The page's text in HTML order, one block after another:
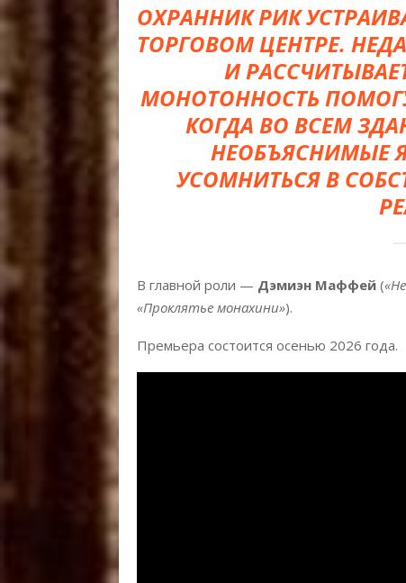
ОХРАННИК РИК
ТОРГОВОМ ЦЕНТРЕ.
И
МОНОТОННОСТЬ
КОГДА ВО ВСЕМ
НЕОБЪЯСНИМЫЕ
УСОМНИТЬСЯ В
В главной роли — Дэмиэн Маффей (
«Проклятье монахини»).
Премьера состоится осенью 2026 года.